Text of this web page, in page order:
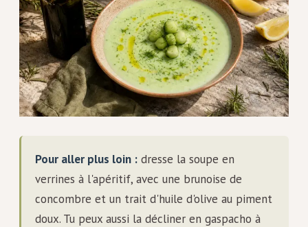
Pour aller plus loin : dresse la soupe en
verrines à l'apéritif, avec une brunoise de
concombre et un trait d'huile d'olive au piment
doux. Tu peux aussi la décliner en gaspacho à